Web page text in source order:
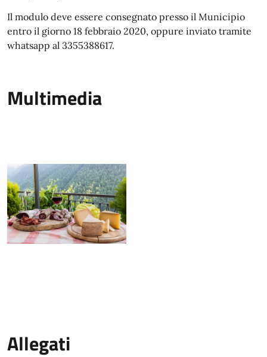
Il modulo deve essere consegnato presso il Municipio
entro il giorno 18 febbraio 2020, oppure inviato tramite
whatsapp al 3355388617.
Multimedia
Allegati